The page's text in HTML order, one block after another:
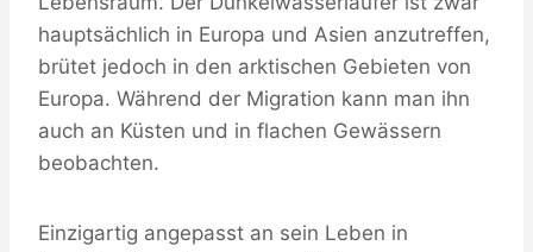
hauptsächlich in Europa und Asien anzutreffen,
brütet jedoch in den arktischen Gebieten von
Europa. Während der Migration kann man ihn
auch an Küsten und in flachen Gewässern
beobachten.
Einzigartig angepasst an sein Leben in